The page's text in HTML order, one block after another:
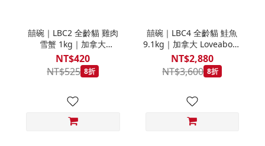
囍碗｜LBC2 全齡貓 雞肉
雪蟹 1kg｜加拿大
Loveabowl 天然無穀糧 1
公斤 成貓 無穀貓飼料
NT$420
NT$525 8折
囍碗｜LBC4 全齡貓 鮭魚
9.1kg｜加拿大 Loveabowl
天然無穀糧 9.1公斤 成貓
無穀貓飼料
NT$2,880
NT$3,600 8折